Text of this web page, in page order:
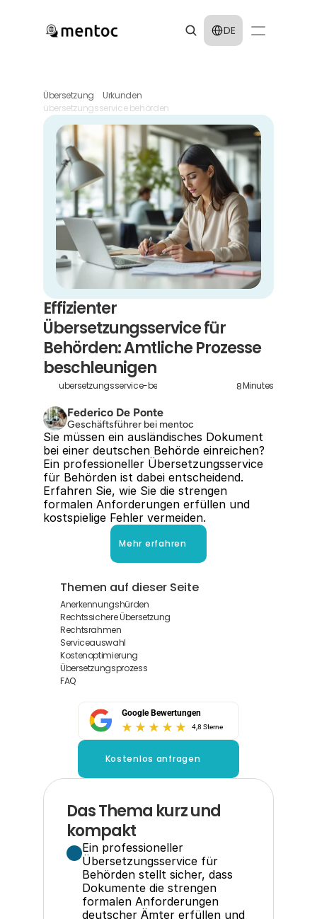
Select Language
DE
Übersetzung
Urkunden
übersetzungsservice behörden
Effizienter
Übersetzungsservice für
Behörden: Amtliche Prozesse
beschleunigen
ubersetzungsservice-behorden 8Minutes
Federico De Ponte
Geschäftsführer bei mentoc
Sie müssen ein ausländisches Dokument
bei einer deutschen Behörde einreichen?
Ein professioneller Übersetzungsservice
für Behörden ist dabei entscheidend.
Erfahren Sie, wie Sie die strengen
formalen Anforderungen erfüllen und
kostspielige Fehler vermeiden.
Mehr erfahren
Themen auf dieser Seite
Anerkennungshürden
Rechtssichere Übersetzung
Rechtsrahmen
Serviceauswahl
Kostenoptimierung
Übersetzungsprozess
FAQ
Google Bewertungen
4,8 Sterne
Kostenlos anfragen
Das Thema kurz und
kompakt
Ein professioneller
Übersetzungsservice für
Behörden stellt sicher, dass
Dokumente die strengen
formalen Anforderungen
deutscher Ämter erfüllen und